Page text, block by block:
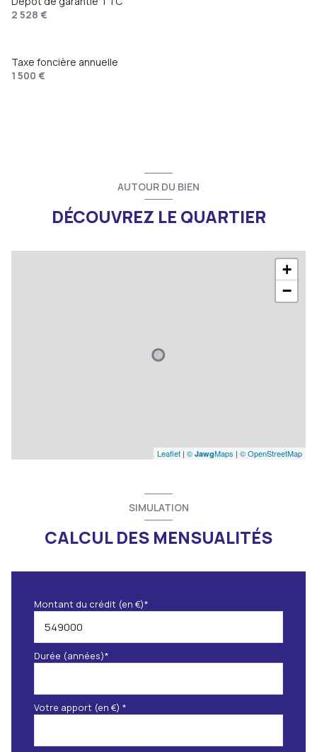
2 528 €
Taxe foncière annuelle
1 500 €
AUTOUR DU BIEN
DÉCOUVREZ LE QUARTIER
+
−
Leaflet | © JawgMaps | © OpenStreetMap
SIMULATION
CALCUL DES MENSUALITÉS
Montant du crédit (en €)*
Durée (années)*
Votre apport (en €) *